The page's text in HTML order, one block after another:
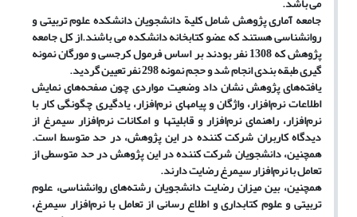
جامعه آماری پژوهش شامل کلیة دانشجویان دانشکده علوم تربیتی و
روانشناسی هستند که عضو کتابخانه دانشکده می باشند.از کل جامعه
پژوهش که 1308 نفر بودند بر اساس فرمول کرجسی و مورگان نمونه
گیری طبقه بندی انجام شد و حجم نمونه 298 نفر تعیین گردید.
یافته‌های پژوهش نشان داد وضعیت مواردی چون صفحه‌های نمایش
اطلاعات نرم‌افزار، واژگان و پیامهای نرم‌افزار، یادگیری چگونگی کار با
نرم‌افزار، راهنمای نرم‌افزار و قابلیتها و امکانات نرم‌افزار سیمرغ از
دیدگاه کاربران شرکت کننده در این پژوهش، در حد متوسط است.
همچنین، دانشجویان شرکت کننده در این پژوهش در حد متوسطی از
تعامل با نرم‌افزار سیمرغ رضایت دارند.
همچنین، بین میزان رضایتدانشجویان رشته‌های روانشناسی، علوم
تربیتی و علوم کتابداری و اطلاع رسانی از تعامل با نرم‌افزار سیمرغ،